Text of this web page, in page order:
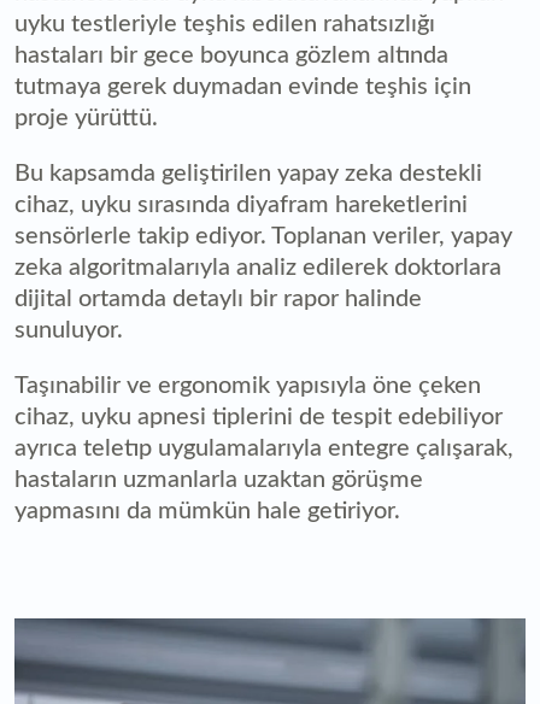
uyku testleriyle teşhis edilen rahatsızlığı
hastaları bir gece boyunca gözlem altında
tutmaya gerek duymadan evinde teşhis için
proje yürüttü.
Bu kapsamda geliştirilen yapay zeka destekli
cihaz, uyku sırasında diyafram hareketlerini
sensörlerle takip ediyor. Toplanan veriler, yapay
zeka algoritmalarıyla analiz edilerek doktorlara
dijital ortamda detaylı bir rapor halinde
sunuluyor.
Taşınabilir ve ergonomik yapısıyla öne çeken
cihaz, uyku apnesi tiplerini de tespit edebiliyor
ayrıca teletıp uygulamalarıyla entegre çalışarak,
hastaların uzmanlarla uzaktan görüşme
yapmasını da mümkün hale getiriyor.